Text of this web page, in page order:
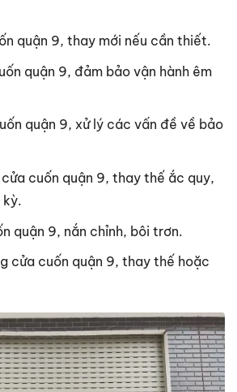
quận 9, thay mới nếu cần thiết.
quận 9, đảm bảo vận hành êm
quận 9, xử lý các vấn đề về bảo
cửa cuốn quận 9, thay thế ắc quy,
kỳ.
quận 9, nắn chỉnh, bôi trơn.
cửa cuốn quận 9, thay thế hoặc